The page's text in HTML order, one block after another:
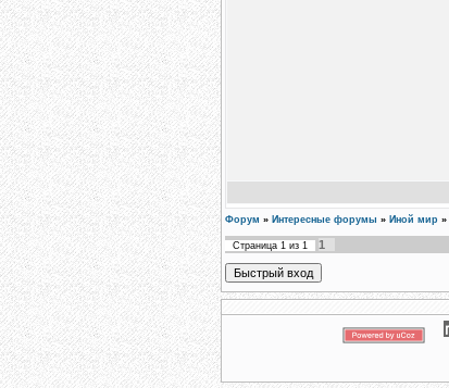
Форум » Интересные форумы » Иной мир »
Страница 1 из 1
1